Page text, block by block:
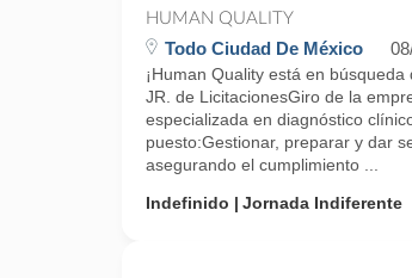
HUMAN QUALITY
Todo Ciudad De México
¡Human Quality está en
JR. de LicitacionesGiro de la
especializada en diagnóstico
puesto:Gestionar, preparar y dar
asegurando el cumplimiento ...
Indefinido
Jornada Indiferente